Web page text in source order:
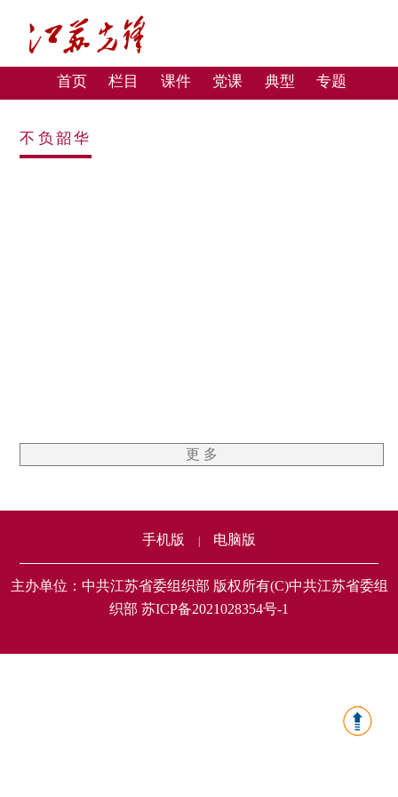
首页 栏目 课件 党课 典型 专题
不负韶华
更 多
手机版 电脑版
主办单位：中共江苏省委组织部 版权所有(C)中共江苏省委组
织部 苏ICP备2021028354号-1